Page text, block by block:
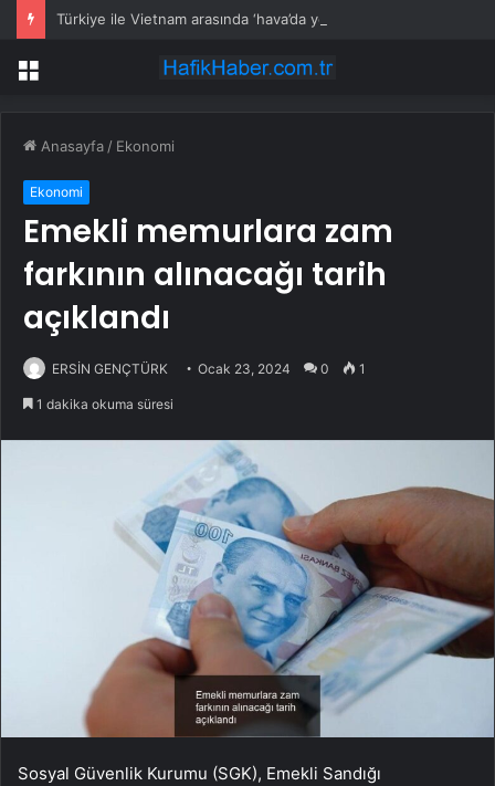
Menü
Anasayfa / Ekonomi
Ekonomi
Emekli memurlara zam
farkının alınacağı tarih
açıklandı
ERSİN GENÇTÜRK Ocak 23, 2024 0 1
1 dakika okuma süresi
Sosyal Güvenlik Kurumu (SGK), Emekli Sandığı